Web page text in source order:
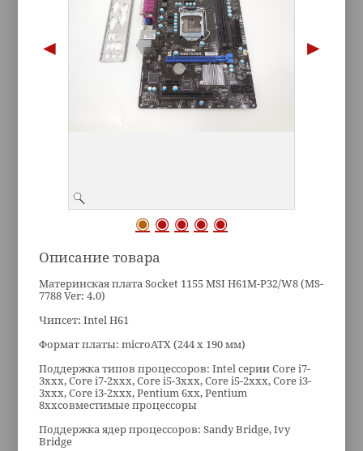
Описание товара
Материнская плата Socket 1155 MSI H61M-P32/W8 (MS-
7788 Ver: 4.0)
Чипсет: Intel H61
Формат платы: microATX (244 x 190 мм)
Поддержка типов процессоров: Intel серии Core i7-
3xxx, Core i7-2xxx, Core i5-3xxx, Core i5-2xxx, Core i3-
3xxx, Core i3-2xxx, Pentium 6xx, Pentium
8xxсовместимые процессоры
Поддержка ядер процессоров: Sandy Bridge, Ivy
Bridge